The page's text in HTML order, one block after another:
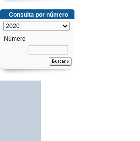
Consulta por número
Número